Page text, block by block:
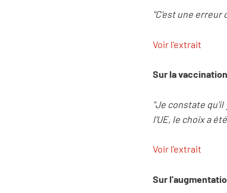
"C'est une erreur
Voir l'extrait
Sur la
"Je constate qu'il
l'UE, le choix a
Voir l'extrait
Sur